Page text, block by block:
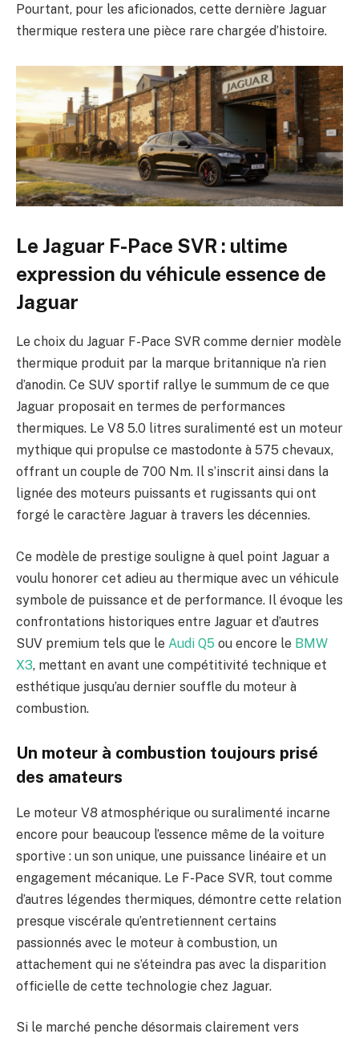
Pourtant, pour les aficionados, cette dernière Jaguar
thermique restera une pièce rare chargée d’histoire.
Le Jaguar F-Pace SVR : ultime
expression du véhicule essence de
Jaguar
Le choix du Jaguar F-Pace SVR comme dernier modèle
thermique produit par la marque britannique n’a rien
d’anodin. Ce SUV sportif rallye le summum de ce que
Jaguar proposait en termes de performances
thermiques. Le V8 5.0 litres suralimenté est un moteur
mythique qui propulse ce mastodonte à 575 chevaux,
offrant un couple de 700 Nm. Il s’inscrit ainsi dans la
lignée des moteurs puissants et rugissants qui ont
forgé le caractère Jaguar à travers les décennies.
Ce modèle de prestige souligne à quel point Jaguar a
voulu honorer cet adieu au thermique avec un véhicule
symbole de puissance et de performance. Il évoque les
confrontations historiques entre Jaguar et d’autres
SUV premium tels que le Audi Q5 ou encore le BMW
X3, mettant en avant une compétitivité technique et
esthétique jusqu’au dernier souffle du moteur à
combustion.
Un moteur à combustion toujours prisé
des amateurs
Le moteur V8 atmosphérique ou suralimenté incarne
encore pour beaucoup l’essence même de la voiture
sportive : un son unique, une puissance linéaire et un
engagement mécanique. Le F-Pace SVR, tout comme
d’autres légendes thermiques, démontre cette relation
presque viscérale qu’entretiennent certains
passionnés avec le moteur à combustion, un
attachement qui ne s’éteindra pas avec la disparition
officielle de cette technologie chez Jaguar.
Si le marché penche désormais clairement vers